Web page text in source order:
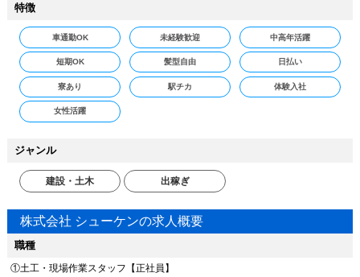
特徴
車通勤OK 未経験歓迎 中高年活躍
短期OK 髪型自由 日払い
寮あり 駅チカ 体験入社
女性活躍
ジャンル
建設・土木 出稼ぎ
株式会社 シューケンの求人概要
職種
①土工・現場作業スタッフ【正社員】